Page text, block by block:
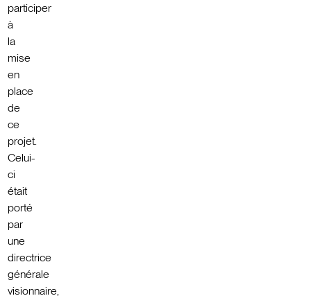
participer
à
la
mise
en
place
de
ce
projet.
Celui-
ci
était
porté
par
une
directrice
générale
visionnaire,